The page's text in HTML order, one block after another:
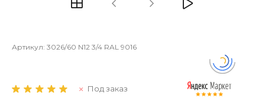
Артикул: 3026/60 N12 3/4 RAL 9016
Под заказ